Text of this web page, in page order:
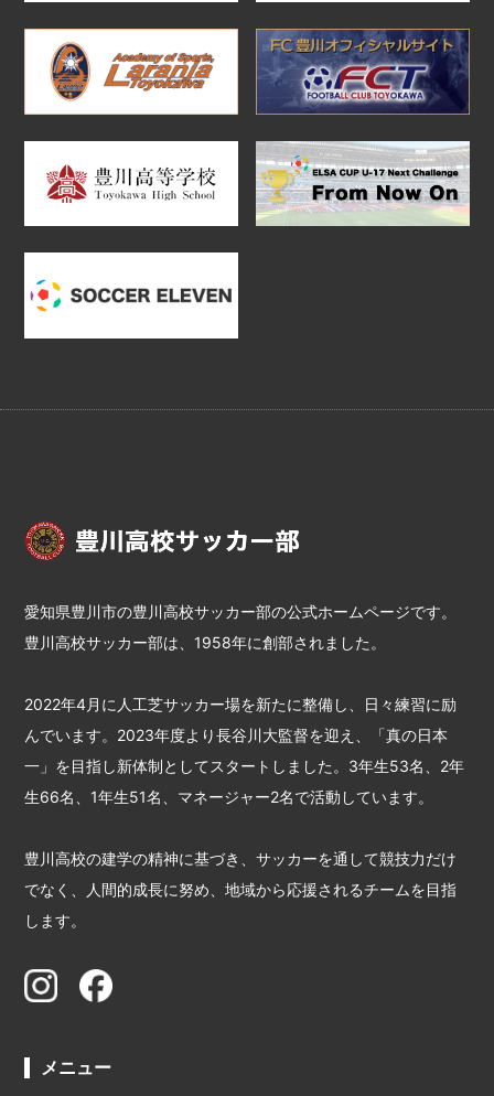
愛知県豊川市の豊川高校サッカー部の公式ホームページです。
豊川高校サッカー部は、1958年に創部されました。
2022年4月に人工芝サッカー場を新たに整備し、日々練習に励
んでいます。2023年度より長谷川大監督を迎え、「真の日本
一」を目指し新体制としてスタートしました。3年生53名、2年
生66名、1年生51名、マネージャー2名で活動しています。
豊川高校の建学の精神に基づき、サッカーを通して競技力だけ
でなく、人間的成長に努め、地域から応援されるチームを目指
します。
メニュー